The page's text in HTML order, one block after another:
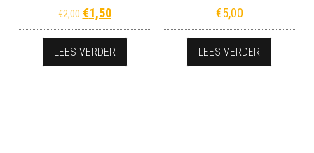
€2,00 Oorspronkelijke prijs was: €2,00.
€1,50Huidige prijs is: €1,50.
LEES VERDER
€5,00
LEES VERDER